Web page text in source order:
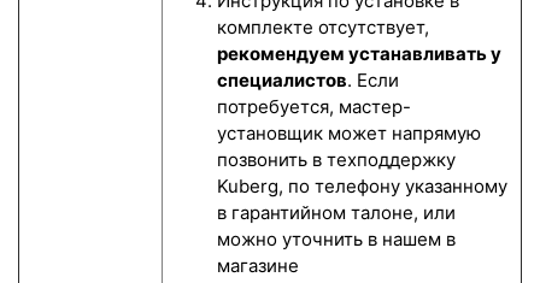
комплекте отсутствует,
рекомендуем устанавливать у
специалистов. Если
потребуется, мастер-
установщик может напрямую
позвонить в техподдержку
Kuberg, по телефону указанному
в гарантийном талоне, или
можно уточнить в нашем в
магазине